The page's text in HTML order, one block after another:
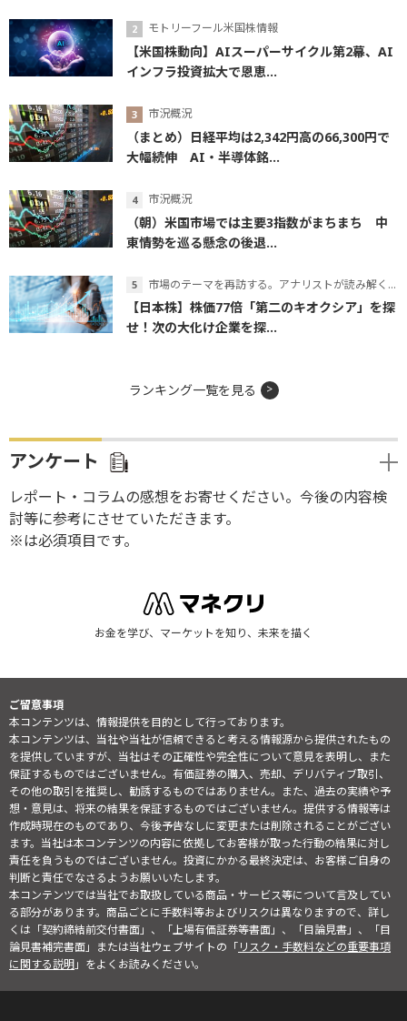
モトリーフール米国株情報
【米国株動向】AIスーパーサイクル第2幕、AI
インフラ投資拡大で恩恵...
市況概況
（まとめ）日経平均は2,342円高の66,300円で
大幅続伸 AI・半導体銘...
市況概況
（朝）米国市場では主要3指数がまちまち 中
東情勢を巡る懸念の後退...
市場のテーマを再訪する。アナリストが読み解くテーマの本質
【日本株】株価77倍「第二のキオクシア」を探
せ！次の大化け企業を探...
ランキング一覧を見る
アンケート
レポート・コラムの感想をお寄せください。今後の内容検
討等に参考にさせていただきます。
※は必須項目です。
お金を学び、マーケットを知り、未来を描く
ご留意事項
本コンテンツは、情報提供を目的として行っております。
本コンテンツは、当社や当社が信頼できると考える情報源から提供されたもの
を提供していますが、当社はその正確性や完全性について意見を表明し、また
保証するものではございません。有価証券の購入、売却、デリバティブ取引、
その他の取引を推奨し、勧誘するものではありません。また、過去の実績や予
想・意見は、将来の結果を保証するものではございません。提供する情報等は
作成時現在のものであり、今後予告なしに変更または削除されることがござい
ます。当社は本コンテンツの内容に依拠してお客様が取った行動の結果に対し
責任を負うものではございません。投資にかかる最終決定は、お客様ご自身の
判断と責任でなさるようお願いいたします。
本コンテンツでは当社でお取扱している商品・サービス等について言及してい
る部分があります。商品ごとに手数料等およびリスクは異なりますので、詳し
くは「契約締結前交付書面」、「上場有価証券等書面」、「目論見書」、「目
論見書補完書面」または当社ウェブサイトの「リスク・手数料などの重要事項
に関する説明」をよくお読みください。